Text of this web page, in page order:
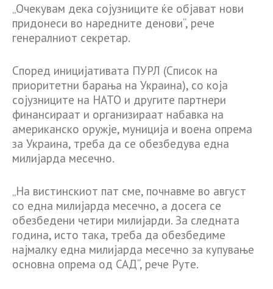
„Очекувам дека сојузниците ќе објават нови
придонеси во наредните денови“, рече
генералниот секретар.
Според иницијативата ПУРЛ (Список на
приоритетни барања на Украина), со која
сојузниците на НАТО и другите партнери
финансираат и организираат набавка на
американско оружје, муниција и воена опрема
за Украина, треба да се обезбедува една
милијарда месечно.
„На вистинскиот пат сме, почнавме во август
со една милијарда месечно, а досега се
обезбедени четири милијарди. За следната
година, исто така, треба да обезбедиме
најмалку една милијарда месечно за купување
основна опрема од САД“, рече Руте.